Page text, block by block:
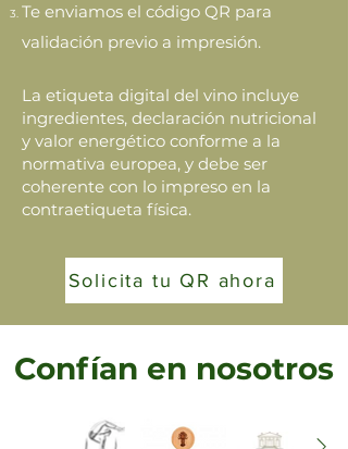
Te enviamos el código QR para
validación previo a impresión.
La etiqueta digital del vino incluye
ingredientes, declaración nutricional
y valor energético conforme a la
normativa europea, y debe ser
coherente con lo impreso en la
contraetiqueta física.
Solicita tu QR ahora
Confían en nosotros